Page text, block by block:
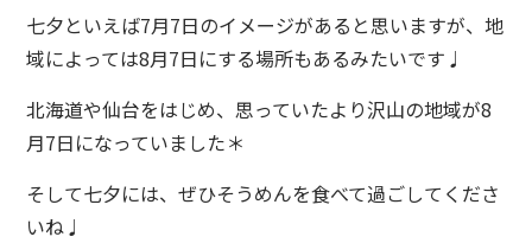
七夕といえば7月7日のイメージがあると思いますが、地
域によっては8月7日にする場所もあるみたいです♩
北海道や仙台をはじめ、思っていたより沢山の地域が8
月7日になっていました＊
そして七夕には、ぜひそうめんを食べて過ごしてくださ
いね♩